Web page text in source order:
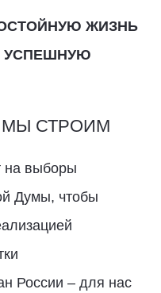
ЖИЗНЬ
УСПЕШНУЮ
СТРОИМ
на выборы
Думы, чтобы
России – для нас